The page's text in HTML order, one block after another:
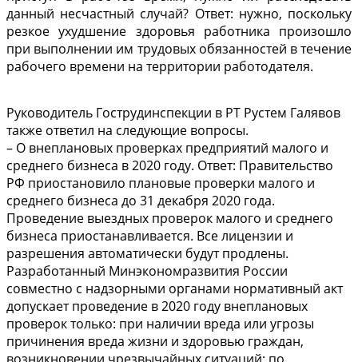
данный несчастный случай? Ответ: нужно, поскольку
резкое ухудшение здоровья работника произошло
при выполнении им трудовых обязанностей в течение
рабочего времени на территории работодателя.
Руководитель Гострудинспекции в РТ Рустем Галявов
также ответил на следующие вопросы.
– О внеплановых проверках предприятий малого и
среднего бизнеса в 2020 году. Ответ: Правительство
РФ приостановило плановые проверки малого и
среднего бизнеса до 31 декабря 2020 года.
Проведение выездных проверок малого и среднего
бизнеса приостанавливается. Все лицензии и
разрешения автоматически будут продлены.
Разработанный Минэкономразвития России
совместно с надзорными органами нормативный акт
допускает проведение в 2020 году внеплановых
проверок только: при наличии вреда или угрозы
причинения вреда жизни и здоровью граждан,